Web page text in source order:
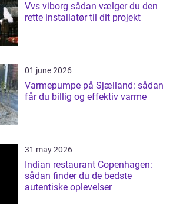
Vvs viborg sådan vælger du den
rette installatør til dit projekt
01 june 2026
Varmepumpe på Sjælland: sådan
får du billig og effektiv varme
31 may 2026
Indian restaurant Copenhagen:
sådan finder du de bedste
autentiske oplevelser